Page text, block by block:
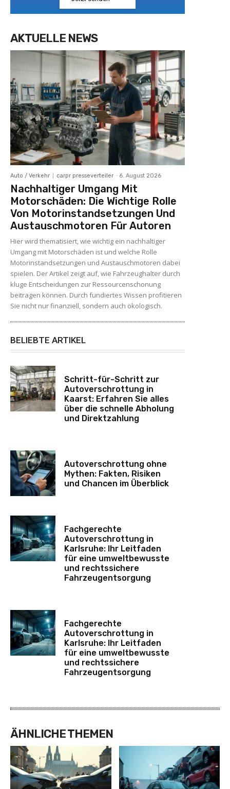
AKTUELLE NEWS
Auto / Verkehr carpr presseverteiler - 6. August 2026
Nachhaltiger Umgang Mit
Motorschäden: Die Wichtige Rolle
Von Motorinstandsetzungen Und
Austauschmotoren Für Autoren
Hier wird thematisiert, wie wichtig ein nachhaltiger
Umgang mit Motorschäden ist und welche Rolle
Motorinstandsetzungen und Austauschmotoren dabei
spielen. Der Artikel zeigt auf, wie Fahrzeughalter durch
kluge Entscheidungen zur Ressourcenschonung
beitragen können. Durch fundiertes Wissen profitieren
Sie nicht nur finanziell, sondern auch ökologisch.
BELIEBTE ARTIKEL
Schritt-für-Schritt zur
Autoverschrottung in
Kaarst: Erfahren Sie alles
über die schnelle Abholung
und Direktzahlung
Autoverschrottung ohne
Mythen: Fakten, Risiken
und Chancen im Überblick
Fachgerechte
Autoverschrottung in
Karlsruhe: Ihr Leitfaden
für eine umweltbewusste
und rechtssichere
Fahrzeugentsorgung
Fachgerechte
Autoverschrottung in
Karlsruhe: Ihr Leitfaden
für eine umweltbewusste
und rechtssichere
Fahrzeugentsorgung
ÄHNLICHE THEMEN